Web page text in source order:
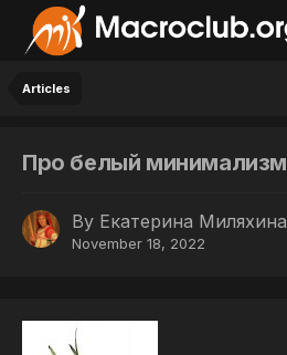
Articles
Про белый минимализм
By Екатерина Миляхина
November 18, 2022